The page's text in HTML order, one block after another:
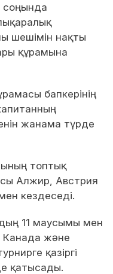
соңында
шешімін нақты
құрамына
бапкерінің
жанама түрде
топтық
Алжир, Австрия
кездеседі.
11 маусымы мен
Канада және
қазіргі
қатысады.